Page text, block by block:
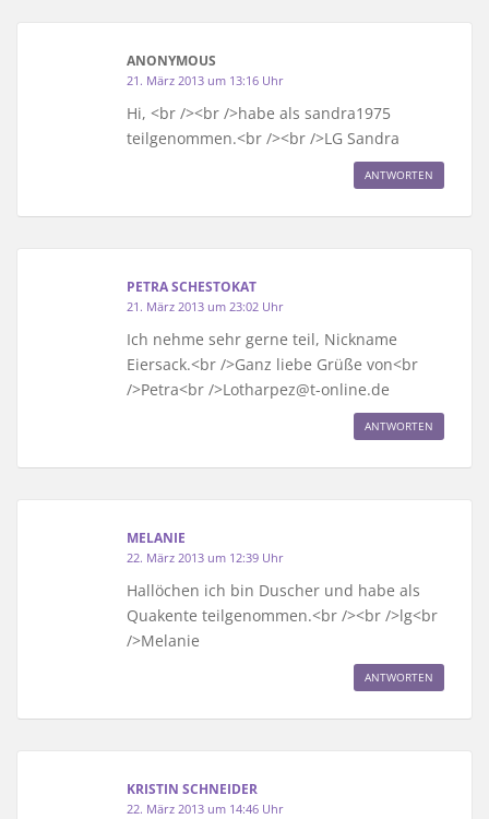
ANONYMOUS
21. März 2013 um 13:16 Uhr
Hi, <br /><br />habe als sandra1975
teilgenommen.<br /><br />LG Sandra
ANTWORTEN
PETRA SCHESTOKAT
21. März 2013 um 23:02 Uhr
Ich nehme sehr gerne teil, Nickname
Eiersack.<br />Ganz liebe Grüße von<br
/>Petra<br />Lotharpez@t-online.de
ANTWORTEN
MELANIE
22. März 2013 um 12:39 Uhr
Hallöchen ich bin Duscher und habe als
Quakente teilgenommen.<br /><br />lg<br
/>Melanie
ANTWORTEN
KRISTIN SCHNEIDER
22. März 2013 um 14:46 Uhr